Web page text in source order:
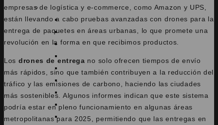
FLOTA
INSPIRE 2
MAVIC 3 PRO CINE
MAVIC 3
MAVIC 2 ENTERPRISE DUAL
MATRICE M400 RTK
MINICHRONOS
CHRONOS
empresas de logística y e-commerce, como Amazon y UPS,
están llevando a cabo pruebas avanzadas con drones para la
entrega de paquetes en áreas urbanas, lo que promete una
revolución en la forma en que recibimos productos.
Los drones de entrega no solo ofrecen tiempos de envío
más rápidos, sino que también contribuyen a la reducción del
tráfico y las emisiones de carbono, haciendo las ciudades
más sostenibles. Algunos informes indican que este sistema
podría estar en pleno funcionamiento en algunas áreas
metropolitanas para 2025, permitiendo que las entregas en